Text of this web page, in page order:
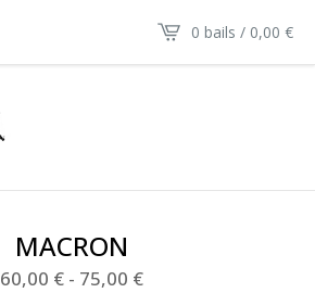
0 bails / 0,00 €
MACRON
60,00 € - 75,00 €